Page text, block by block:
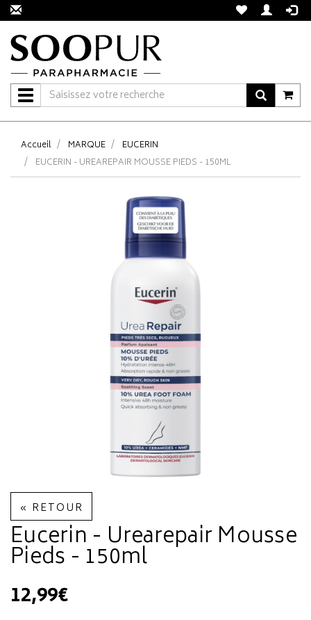
Navigation
Accueil MARQUE
EUCERIN
EUCERIN - UREAREPAIR MOUSSE PIEDS - 150ML
« RETOUR
Eucerin - Urearepair Mousse
Pieds - 150ml
12,99€